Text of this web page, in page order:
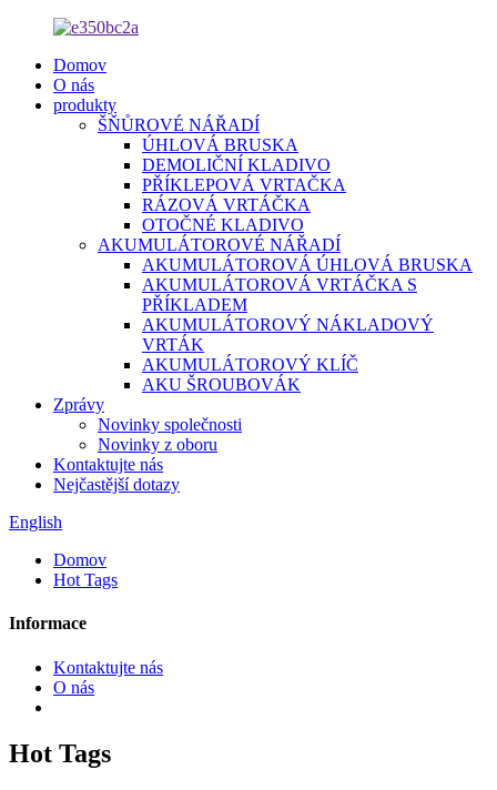
Domov
O nás
produkty
ŠŇŮROVÉ NÁŘADÍ
ÚHLOVÁ BRUSKA
DEMOLIČNÍ KLADIVO
PŘÍKLEPOVÁ VRTAČKA
RÁZOVÁ VRTÁČKA
OTOČNÉ KLADIVO
AKUMULÁTOROVÉ NÁŘADÍ
AKUMULÁTOROVÁ ÚHLOVÁ BRUSKA
AKUMULÁTOROVÁ VRTÁČKA S
PŘÍKLADEM
AKUMULÁTOROVÝ NÁKLADOVÝ
VRTÁK
AKUMULÁTOROVÝ KLÍČ
AKU ŠROUBOVÁK
Zprávy
Novinky společnosti
Novinky z oboru
Kontaktujte nás
Nejčastější dotazy
English
Domov
Hot Tags
Informace
Kontaktujte nás
O nás
Hot Tags